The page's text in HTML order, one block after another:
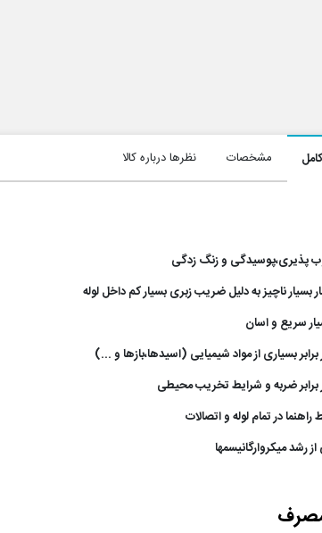
مشخصات نظرها درباره کالا
پذیری،پوسیدگی و زنگ زدگی
ناچیز به دلیل ضریب زبری بسیار کم داخل لوله
سریع و اسان
بسیاری از مواد شیمیایی (اسیدها،بازها و ...)
ضربه و شرایط تخریب محیطی
در تمام لوله و اتصالات
رشد میکروارگانیسمها